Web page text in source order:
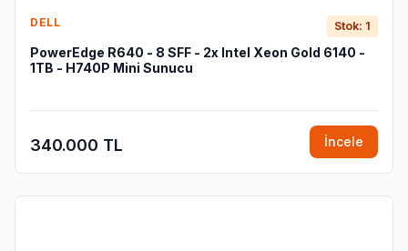
DELL Stok: 1
PowerEdge R640 - 8 SFF - 2x Intel Xeon Gold 6140 -
1TB - H740P Mini Sunucu
340.000 TL İncele